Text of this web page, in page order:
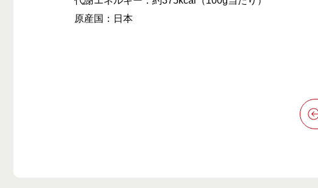
原産国：日本